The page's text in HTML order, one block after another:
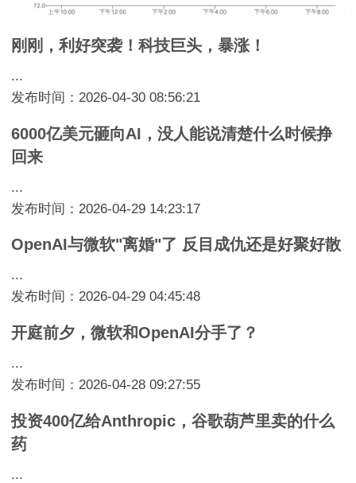
刚刚，利好突袭！科技巨头，暴涨！
...
发布时间：2026-04-30 08:56:21
6000亿美元砸向AI，没人能说清楚什么时候挣
回来
...
发布时间：2026-04-29 14:23:17
OpenAI与微软"离婚"了 反目成仇还是好聚好散
...
发布时间：2026-04-29 04:45:48
开庭前夕，微软和OpenAI分手了？
...
发布时间：2026-04-28 09:27:55
投资400亿给Anthropic，谷歌葫芦里卖的什么
药
...